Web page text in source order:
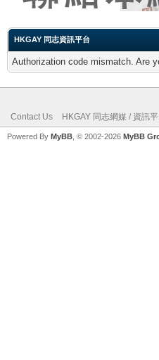
HKGAY 同志資訊平台
Authorization code mismatch. Are
Contact Us HKGAY 同志網媒 / 資訊
Powered By MyBB , © 2002-2026 MyBB